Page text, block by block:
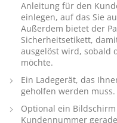
Anleitung für den
einlegen, auf das Sie
Außerdem bietet der
Sicherheitsetikett,
ausgelöst wird, sobald
möchte.
Ein Ladegerät, das
geholfen werden muss.
Optional ein
Kundennummer